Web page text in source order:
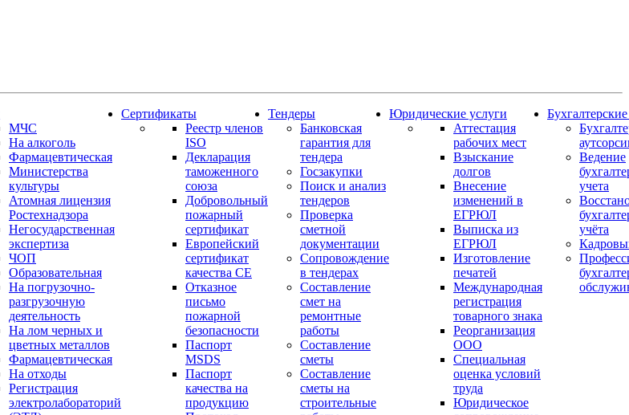
МЧС
На алкоголь
Фармацевтическая
Министерства
культуры
Атомная лицензия
Ростехнадзора
Негосударственная
экспертиза
ЧОП
Образовательная
На погрузочно-
разгрузочную
деятельность
На лом черных и
цветных металлов
Фармацевтическая
На отходы
Регистрация
электролабораторий
Сертификаты
Реестр членов
ISO
Декларация
таможенного
союза
Добровольный
пожарный
сертификат
Европейский
сертификат
качества СЕ
Отказное
письмо
пожарной
безопасности
Паспорт
МSDS
Паспорт
качества на
продукцию
Тендеры
Банковская
гарантия для
тендера
Госзакупки
Поиск и анализ
тендеров
Проверка
сметной
документации
Сопровождение
в тендерах
Составление
смет на
ремонтные
работы
Составление
сметы
Составление
сметы на
строительные
Юридические услуги
Аттестация
рабочих мест
Взыскание
долгов
Внесение
изменений в
ЕГРЮЛ
Выписка из
ЕГРЮЛ
Изготовление
печатей
Международная
регистрация
товарного знака
Реорганизация
ООО
Специальная
оценка условий
труда
Юридическое
Ведение
учета
учёта